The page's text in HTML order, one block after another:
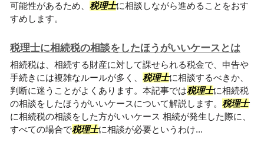
可能性があるため、 税理士に相談しながら進めることをおす
すめします。
税理士に相続税の相談をしたほうがいいケースとは
相続税は、相続する財産に対して課せられる税金で、申告や
手続きには複雑なルールが多く、 税理士に相談するべきか、
判断に迷うことがよくあります。本記事では税理士に相続税
の相談をしたほうがいいケースについて解説します。 税理士
に相続税の相談をした方がいいケース 相続が発生した際に、
すべての場合で税理士に相談が必要というわけ...